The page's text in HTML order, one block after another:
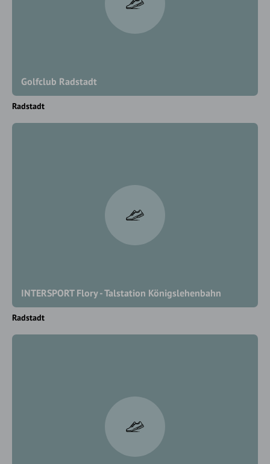
Golfclub Radstadt
Radstadt
INTERSPORT Flory - Talstation Königslehenbahn
Radstadt